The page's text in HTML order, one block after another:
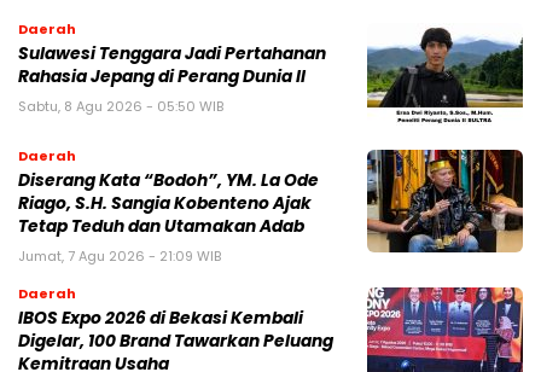
Daerah
Sulawesi Tenggara Jadi Pertahanan
Rahasia Jepang di Perang Dunia II
Sabtu, 8 Agu 2026 - 05:50 WIB
Daerah
Diserang Kata “Bodoh”, YM. La Ode
Riago, S.H. Sangia Kobenteno Ajak
Tetap Teduh dan Utamakan Adab
Jumat, 7 Agu 2026 - 21:09 WIB
Daerah
IBOS Expo 2026 di Bekasi Kembali
Digelar, 100 Brand Tawarkan Peluang
Kemitraan Usaha